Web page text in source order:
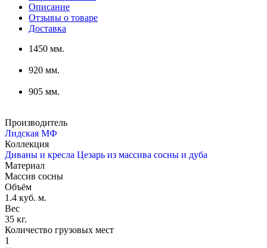
Описание
Отзывы о товаре
Доставка
1450 мм.
920 мм.
905 мм.
Производитель
Лидская МФ
Коллекция
Диваны и кресла Цезарь из массива сосны и дуба
Материал
Массив сосны
Объём
1.4 куб. м.
Вес
35 кг.
Количество грузовых мест
1